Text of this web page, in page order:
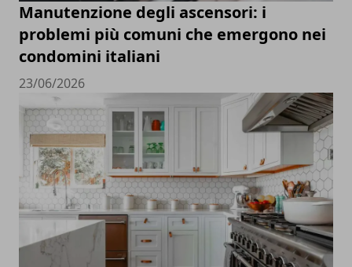
Manutenzione degli ascensori: i
problemi più comuni che emergono nei
condomini italiani
23/06/2026